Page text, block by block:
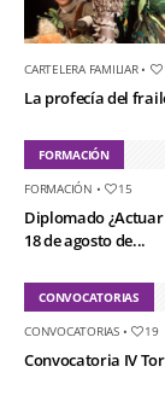
CARTELERA FAMILIAR•
La profecía del
FORMACIÓN
FORMACIÓN • 15
Diplomado
18 de agosto de...
CONVOCATORIAS
CONVOCATORIAS• 19
Convocatoria IV